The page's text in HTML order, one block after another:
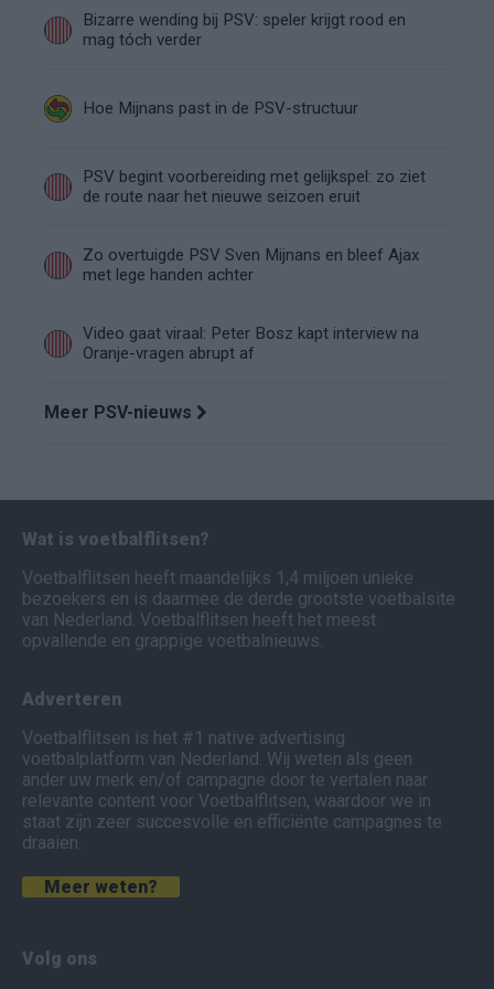
Bizarre wending bij PSV: speler krijgt rood en
mag tóch verder
Hoe Mijnans past in de PSV-structuur
PSV begint voorbereiding met gelijkspel: zo ziet
de route naar het nieuwe seizoen eruit
Zo overtuigde PSV Sven Mijnans en bleef Ajax
met lege handen achter
Video gaat viraal: Peter Bosz kapt interview na
Oranje-vragen abrupt af
Meer PSV-nieuws
Wat is voetbalflitsen?
Voetbalflitsen heeft maandelijks 1,4 miljoen unieke
bezoekers en is daarmee de derde grootste voetbalsite
van Nederland. Voetbalflitsen heeft het meest
opvallende en grappige voetbalnieuws.
Adverteren
Voetbalflitsen is het #1 native advertising
voetbalplatform van Nederland. Wij weten als geen
ander uw merk en/of campagne door te vertalen naar
relevante content voor Voetbalflitsen, waardoor we in
staat zijn zeer succesvolle en efficiënte campagnes te
draaien.
Meer weten?
Volg ons